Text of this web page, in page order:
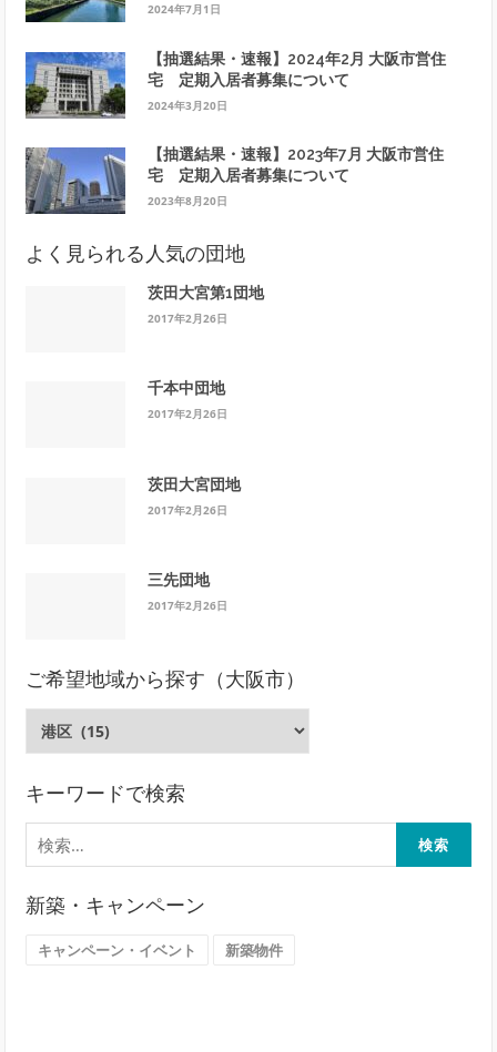
2024年7月1日
【抽選結果・速報】2024年2月 大阪市営住
宅 定期入居者募集について
2024年3月20日
【抽選結果・速報】2023年7月 大阪市営住
宅 定期入居者募集について
2023年8月20日
よく見られる人気の団地
茨田大宮第1団地
2017年2月26日
千本中団地
2017年2月26日
茨田大宮団地
2017年2月26日
三先団地
2017年2月26日
ご希望地域から探す（大阪市）
地
か
ら
す
キーワードで検索
検
索:
新築・キャンペーン
キャンペーン・イベント 新築物件